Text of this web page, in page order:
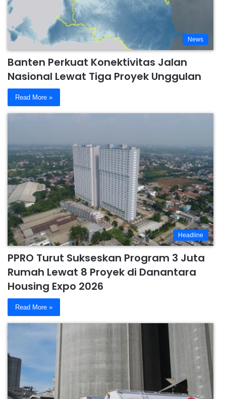
News
Banten Perkuat Konektivitas Jalan
Nasional Lewat Tiga Proyek Unggulan
Read More »
Headline
PPRO Turut Sukseskan Program 3 Juta
Rumah Lewat 8 Proyek di Danantara
Housing Expo 2026
Read More »